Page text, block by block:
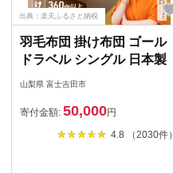
出典：楽天ふるさと納税
羽毛布団 掛け布団 ゴール
ドラベル シングル 日本製
山梨県 富士吉田市
寄付金額: 50,000円
4.8 （2030件）